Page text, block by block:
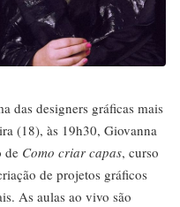
das designers gráficas mais
(18), às 19h30, Giovanna
de Como criar capas, curso
de projetos gráficos
As aulas ao vivo são